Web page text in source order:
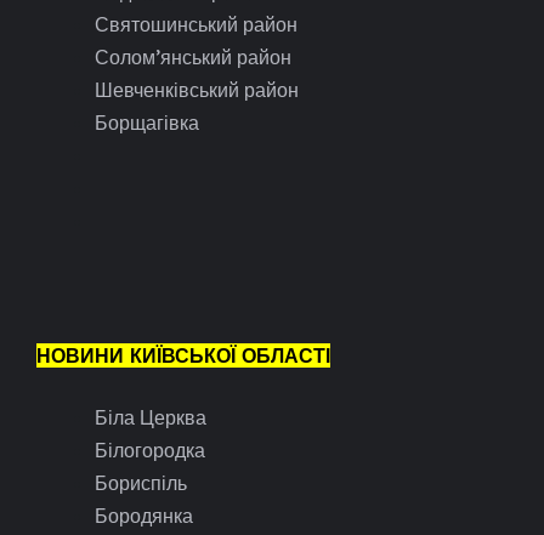
Святошинський район
Солом’янський район
Шевченківський район
Борщагівка
НОВИНИ КИЇВСЬКОЇ ОБЛАСТІ
Біла Церква
Білогородка
Бориспіль
Бородянка